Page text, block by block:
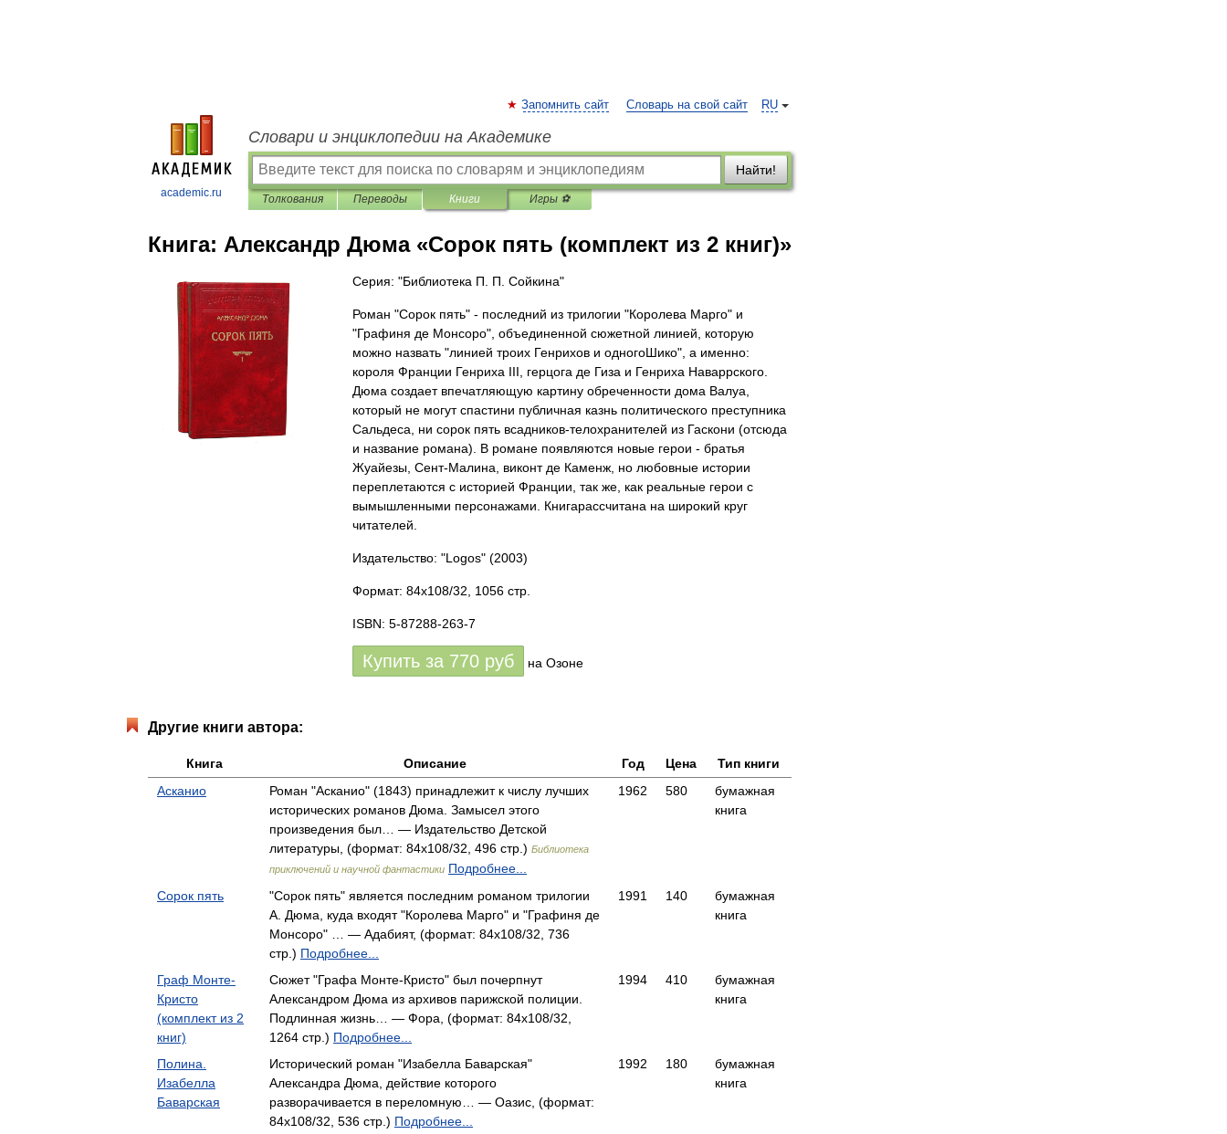
academic.ru
RU
Запомнить сайт Словарь на свой сайт
Словари и энциклопедии на Академике
Найти!
Толкования Переводы Книги Игры ⚽
Книга: Александр Дюма «Сорок пять (комплект из 2 книг)»
Серия: "Библиотека П. П. Сойкина"
Роман "Сорок пять" - последний из трилогии "Королева Марго" и
"Графиня де Монсоро", объединенной сюжетной линией, которую
можно назвать "линией троих Генрихов и одногоШико", а именно:
короля Франции Генриха III, герцога де Гиза и Генриха Наваррского.
Дюма создает впечатляющую картину обреченности дома Валуа,
который не могут спастини публичная казнь политического преступника
Сальдеса, ни сорок пять всадников-телохранителей из Гаскони (отсюда
и название романа). В романе появляются новые герои - братья
Жуайезы, Сент-Малина, виконт де Каменж, но любовные истории
переплетаются с историей Франции, так же, как реальные герои с
вымышленными персонажами. Книгарассчитана на широкий круг
читателей.
Издательство: "Logos" (2003)
Формат: 84x108/32, 1056 стр.
ISBN: 5-87288-263-7
Купить за 770 руб на Озоне
Другие книги автора:
Книга Описание Год Цена
Тип книги
Асканио
Роман "Асканио" (1843) принадлежит к числу лучших
исторических романов Дюма. Замысел этого
произведения был… — Издательство Детской
литературы, (формат: 84x108/32, 496 стр.) Библиотека
приключений и научной фантастики Подробнее...
1962 580
бумажная
книга
Сорок пять
"Сорок пять" является последним романом трилогии
А. Дюма, куда входят "Королева Марго" и "Графиня де
Монсоро" … — Адабият, (формат: 84x108/32, 736
стр.) Подробнее...
1991 140
бумажная
книга
Граф Монте-
Кристо
(комплект из 2
книг)
Сюжет "Графа Монте-Кристо" был почерпнут
Александром Дюма из архивов парижской полиции.
Подлинная жизнь… — Фора, (формат: 84x108/32,
1264 стр.) Подробнее...
1994 410
бумажная
книга
Полина.
Изабелла
Баварская
Исторический роман "Изабелла Баварская"
Александра Дюма, действие которого
разворачивается в переломную… — Оазис, (формат:
84x108/32, 536 стр.) Подробнее...
1992 180
бумажная
книга